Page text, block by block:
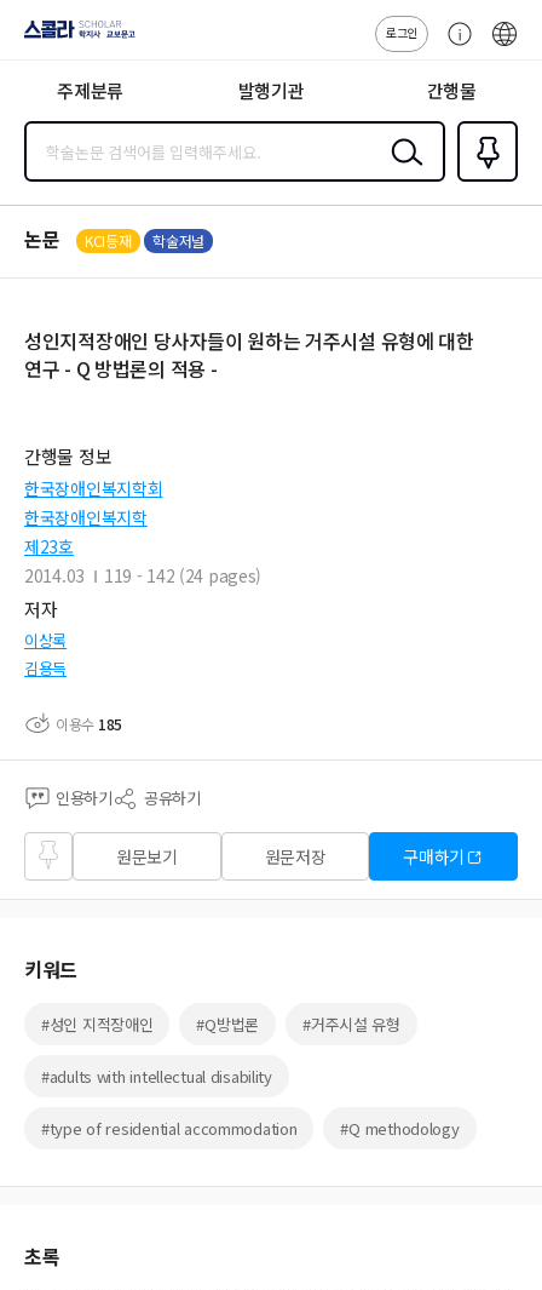
지사·교보문고
로그인
센
주제분류 발행기관 간행물
검색
즐겨찾
기0
논문 KCI등재 학술저널
성인지적장애인 당사자들이 원하는 거주시설 유형에 대한
연구 - Q 방법론의 적용 -
간행물 정보
한국장애인복지학회
한국장애인복지학
제23호
2014.03
119 - 142 (24 pages)
저자
이상록
김용득
이용수 185
인용하기 공유하기
즐겨
찾기
원문보기 원문저장 구매하기
키워드
#성인 지적장애인 #Q방법론 #거주시설 유형
#adults with intellectual disability
#type of residential accommodation #Q methodology
초록